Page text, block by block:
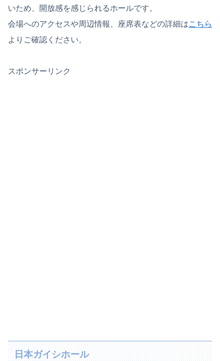
いため、開放感を感じられるホールです。
会場へのアクセスや周辺情報、座席表などの詳細はこちら
よりご確認ください。
スポンサーリンク
日本ガイシホール